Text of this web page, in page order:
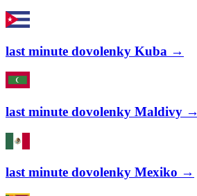
last minute dovolenky Kuba →
last minute dovolenky Maldivy →
last minute dovolenky Mexiko →